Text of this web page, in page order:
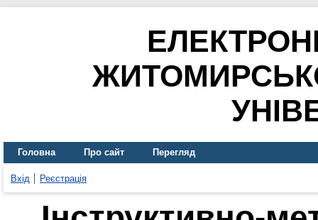
Головна Про сайт Перегляд
Вхід Реєстрація